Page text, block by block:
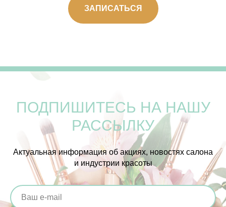
ЗАПИСАТЬСЯ
ПОДПИШИТЕСЬ НА НАШУ
РАССЫЛКУ
Актуальная информация об акциях, новостях салона
и индустрии красоты